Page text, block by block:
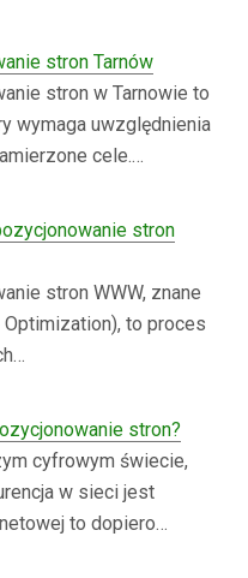
stron Tarnów
stron w Tarnowie to
wymaga uwzględnienia
cele.…
stron
stron WWW, znane
Optimization), to proces
stron?
cyfrowym świecie,
w sieci jest
to dopiero…